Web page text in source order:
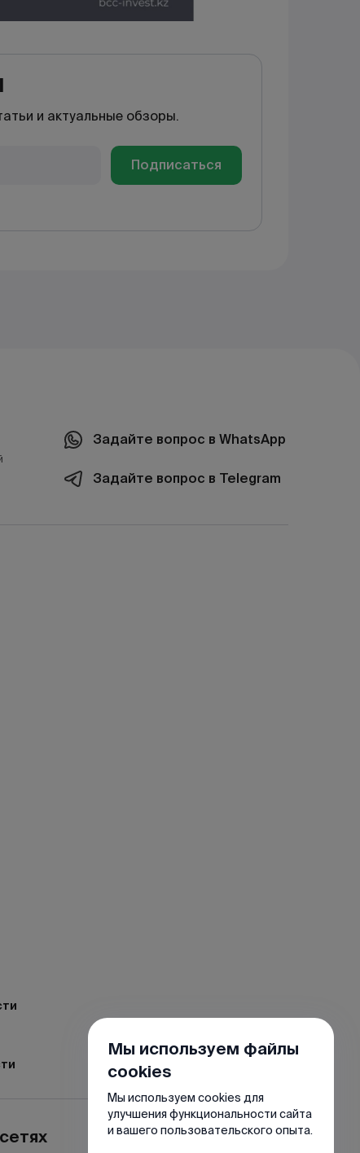
и актуальные обзоры.
Подписаться
Задайте вопрос в WhatsApp
Задайте вопрос в Telegram
Мы используем файлы
cookies
Мы используем cookies для
улучшения функциональности сайта
и вашего пользовательского опыта.